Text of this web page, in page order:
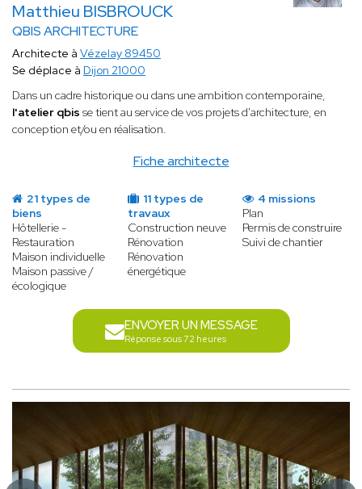
Matthieu BISBROUCK
QBIS ARCHITECTURE
Fiche architecte
Architecte à Vézelay 89450
Se déplace à Dijon 21000
Dans un cadre historique ou dans une ambition contemporaine,
l'atelier qbis se tient au service de vos projets d'architecture, en
conception et/ou en réalisation.
21 types de
biens
Hôtellerie -
Restauration
Maison individuelle
Maison passive /
écologique
11 types de
travaux
Construction neuve
Rénovation
Rénovation
énergétique
4 missions
Plan
Permis de construire
Suivi de chantier
ENVOYER UN MESSAGE
Réponse sous 72 heures